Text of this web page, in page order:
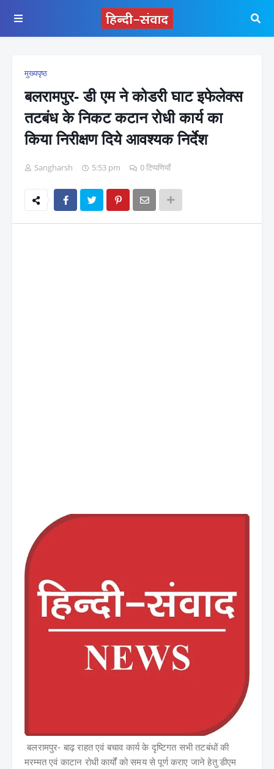
मुख्यपृष्ठ
बलरामपुर- डी एम ने कोडरी घाट इफेलेक्स
तटबंध के निकट कटान रोधी कार्य का
किया निरीक्षण दिये आवश्यक निर्देश
Sangharsh 5:53 pm 0 टिप्पणियाँ
बलरामपुर- बाढ़ राहत एवं बचाव कार्य के दृष्टिगत सभी तटबंधों की
मरम्मत एवं काटान रोधी कार्यों को समय से पूर्ण कराए जाने हेतु डीएम